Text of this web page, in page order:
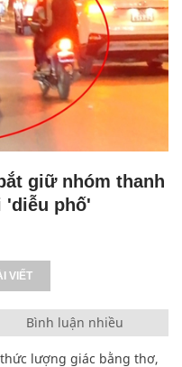
giữ nhóm thanh
'diễu phố'
VIẾT
Bình luận nhiều
lượng giác bằng thơ,